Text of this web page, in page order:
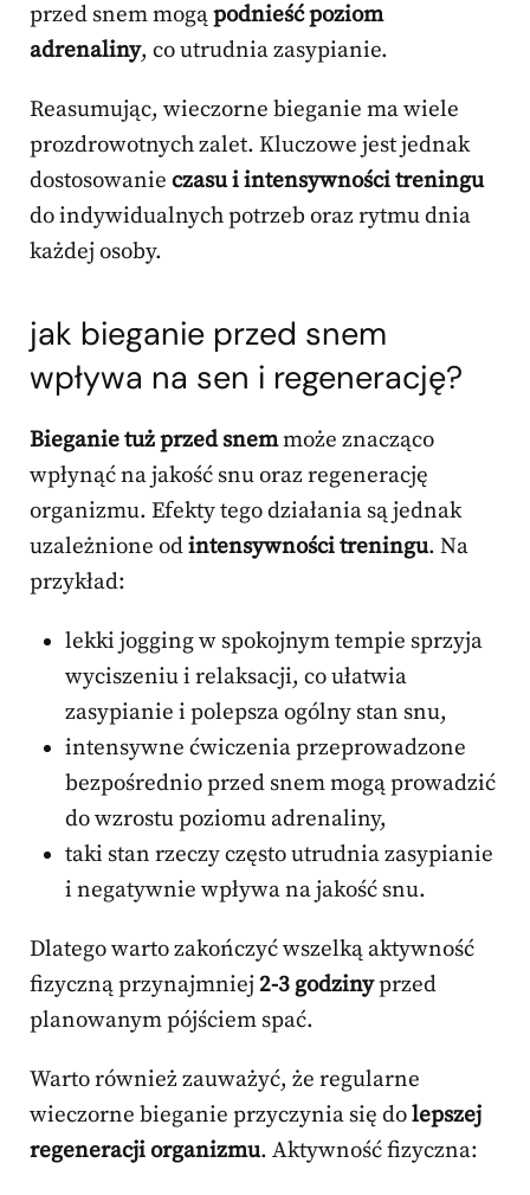
przed snem mogąpodnieść poziom
adrenaliny, co utrudnia zasypianie.
Reasumując, wieczorne bieganie ma wiele
prozdrowotnych zalet. Kluczowe jest jednak
dostosowanie czasu i intensywności treningu
do indywidualnych potrzeb oraz rytmu dnia
każdej osoby.
jak bieganie przed snem
wpływa na sen i regenerację?
Bieganie tuż przed snemmoże znacząco
wpłynąć na jakość snu oraz regenerację
organizmu. Efekty tego działania są jednak
uzależnione odintensywności treningu. Na
przykład:
lekki jogging w spokojnym tempie sprzyja
wyciszeniu i relaksacji, co ułatwia
zasypianie i polepsza ogólny stan snu,
intensywne ćwiczenia przeprowadzone
bezpośrednio przed snem mogą prowadzić
do wzrostu poziomu adrenaliny,
taki stan rzeczy często utrudnia zasypianie
i negatywnie wpływa na jakość snu.
Dlatego warto zakończyć wszelką aktywność
fizyczną przynajmniej 2-3 godzinyprzed
planowanym pójściem spać.
Warto również zauważyć, że regularne
wieczorne bieganie przyczynia się dolepszej
regeneracji organizmu. Aktywność fizyczna: